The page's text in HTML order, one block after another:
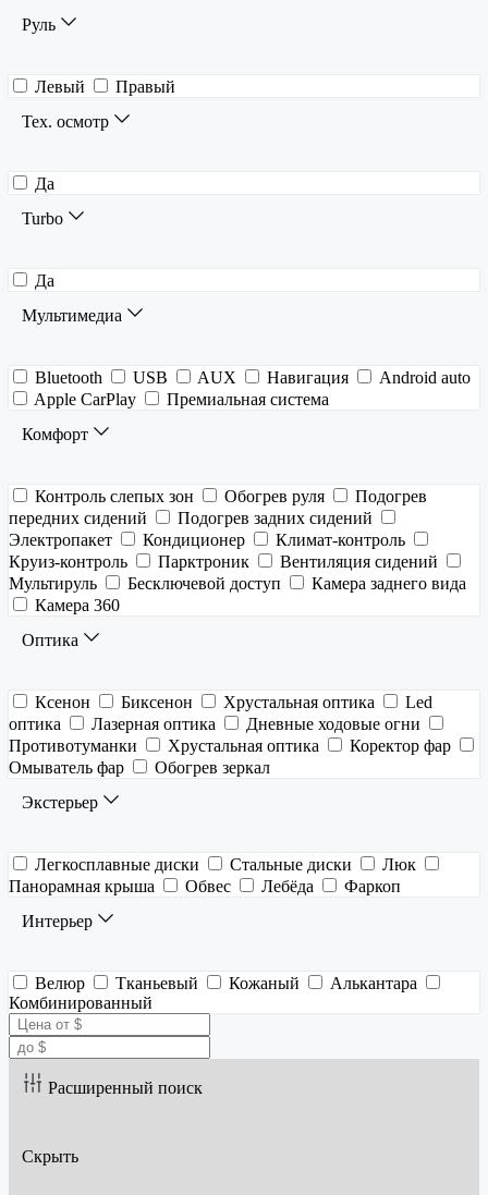
Руль
Левый
Правый
Тех. осмотр
Да
Turbo
Да
Мультимедиа
Bluetooth USB AUX Навигация
Android auto
Apple CarPlay
Премиальная система
Комфорт
Контроль слепых зон Обогрев руля
Подогрев
передних сидений
Подогрев задних сидений
Электропакет
Кондиционер
Климат-контроль
Круиз-контроль
Парктроник
Вентиляция сидений
Мультируль
Бесключевой доступ
Камера заднего вида
Камера 360
Оптика
Ксенон Биксенон Хрустальная оптика
Led
оптика
Лазерная оптика
Дневные ходовые огни
Противотуманки
Хрустальная оптика
Коректор фар
Омыватель фар
Обогрев зеркал
Экстерьер
Легкосплавные диски Стальные диски
Люк
Панорамная крыша
Обвес Лебёда
Фаркоп
Интерьер
Велюр Тканьевый Кожаный
Алькантара
Комбинированный
Расширенный поиск
Скрыть